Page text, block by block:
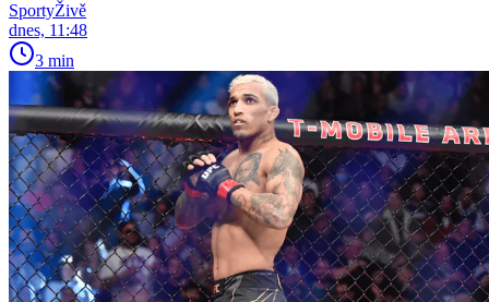
SportyŽivě
dnes, 11:48
3 min